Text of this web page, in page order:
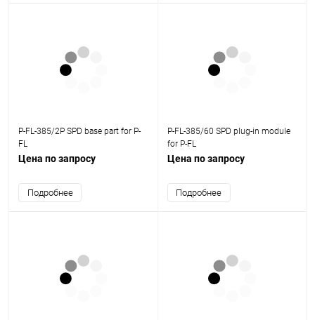
P-FL-385/2P SPD base part for P-
FL
Цена по запросу
Подробнее
P-FL-385/60 SPD plug-in module
for P-FL
Цена по запросу
Подробнее